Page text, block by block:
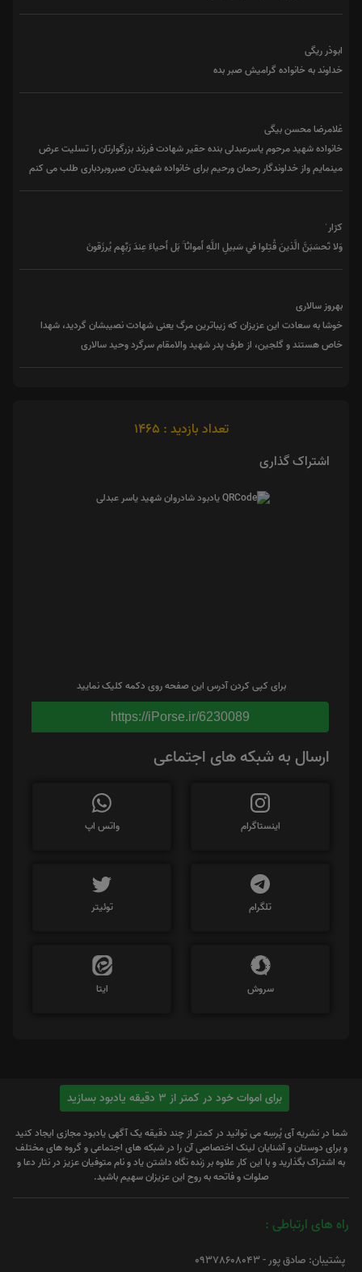
ابوذر ریگی
خداوند به خانواده گرامیش صبر بده
غلامرضا محسن بیگی
خانواده شهید مرحوم یاسرعبدلی بنده حقیر شهادت فرزند بزرگوارتان را تسلیت عرض
مینمایم واز خداوندگار رحمان ورحیم برای خانواده شهیدتان صبروبردباری طلب می کنم
کرّار ٰ
وَلا تَحسَبَنَّ الَّذينَ قُتِلوا في سَبيلِ اللَّهِ أَمواتًا ۚ بَل أَحياءٌ عِندَ رَبِّهِم يُرزَقونَ
بهروز سالاری
خوشا به سعادت این عزیزان که زیباترین مرگ یعنی شهادت نصیبشان گردید، شهدا
خاص هستند و گلجین، از طرف پدر شهید والامقام سرگرد وحید سالاری
تعداد بازدید : 1465
اشتراک گذاری
برای کپی کردن آدرس این صفحه روی دکمه کلیک نمایید
https://iPorse.ir/6230089
ارسال به شبکه های اجتماعی
اینستاگرام واتس اپ
تلگرام توئیتر
سروش ایتا
برای اموات خود در کمتر از 3 دقیقه یادبود بسازید
شما در نشریه آی پُرسِه می توانید در کمتر از چند دقیقه یک آگهی یادبود مجازی ایجاد کنید
و برای دوستان و آشنایان لینک اختصاصی آن را در شبکه های اجتماعی و گروه های مختلف
به اشتراک بگذارید و با این کار علاوه بر زنده نگاه داشتن یاد و نام متوفیان عزیز در نثار دعا و
صلوات و فاتحه به روح این عزیزان سهیم باشید.
راه های ارتباطی :
پشتیبان: صادق پور - 09378608043